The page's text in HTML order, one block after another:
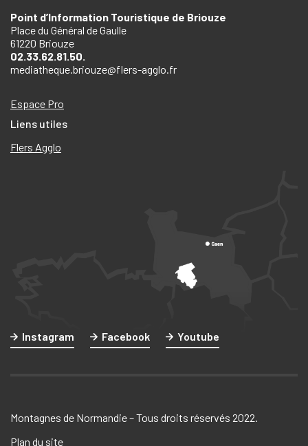
Point d’Information Touristique de Briouze
Place du Général de Gaulle
61220 Briouze
02.33.62.81.50.
mediatheque.briouze@flers-agglo.fr
Espace Pro
Liens utiles
Flers Agglo
Instagram Facebook Youtube
Montagnes de Normandie – Tous droits réservés 2022.
Plan du site